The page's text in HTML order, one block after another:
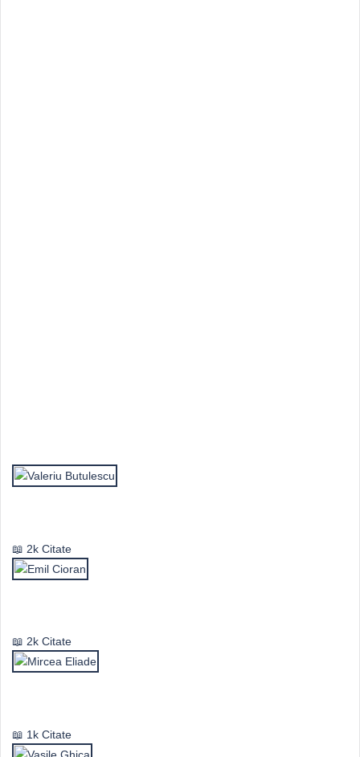
2k Citate
2k Citate
1k Citate